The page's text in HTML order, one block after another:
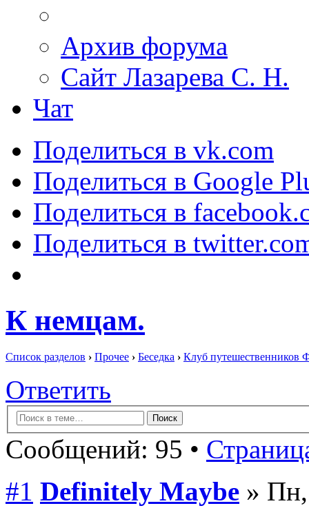
Архив форума
Сайт Лазарева С. Н.
Чат
Поделиться в vk.com
Поделиться в Google
Поделиться в
Поделиться в
К немцам.
Список разделов › Прочее › Беседка › Клуб путешественников
Ответить
Сообщений: 95 •
#1 Definitely Maybe » Пн,